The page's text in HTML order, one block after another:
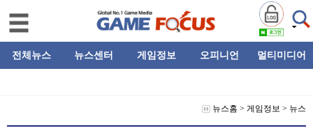
전체뉴스 뉴스센터 게임정보 오피니언 멀티미디어
뉴스홈 > 게임정보 > 뉴스